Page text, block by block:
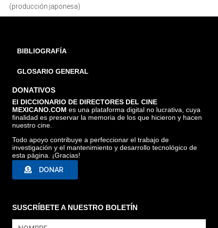
(producción japonesa)
BIBLIOGRAFÍA
GLOSARIO GENERAL
DONATIVOS
El DICCIONARIO DE DIRECTORES DEL CINE
MEXICANO.COM es una plataforma digital no lucrativa, cuya
finalidad es preservar la memoria de los que hicieron y hacen
nuestro cine.
Todo apoyo contribuye a perfeccionar el trabajo de
investigación y el mantenimiento y desarrollo tecnológico de
esta página. ¡Gracias!
DONAR
SUSCRÍBETE A NUESTRO BOLETÍN